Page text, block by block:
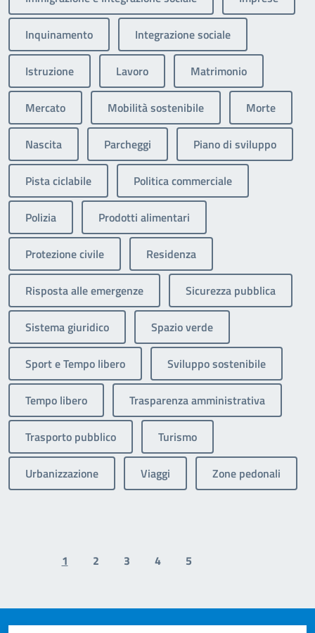
Inquinamento Integrazione sociale
Istruzione Lavoro Matrimonio
Mercato Mobilità sostenibile Morte
Nascita Parcheggi Piano di sviluppo
Pista ciclabile Politica commerciale
Polizia Prodotti alimentari
Protezione civile Residenza
Risposta alle emergenze Sicurezza pubblica
Sistema giuridico Spazio verde
Sport e Tempo libero Sviluppo sostenibile
Tempo libero Trasparenza amministrativa
Trasporto pubblico Turismo
Urbanizzazione Viaggi Zone pedonali
Previous page
1 2 3 4 5